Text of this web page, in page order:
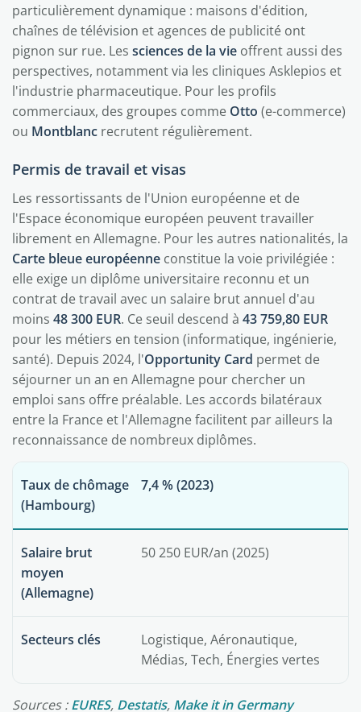
particulièrement dynamique : maisons d'édition,
chaînes de télévision et agences de publicité ont
pignon sur rue. Les sciences de la vie offrent aussi des
perspectives, notamment via les cliniques Asklepios et
l'industrie pharmaceutique. Pour les profils
commerciaux, des groupes comme Otto (e-commerce)
ou Montblanc recrutent régulièrement.
Permis de travail et visas
Les ressortissants de l'Union européenne et de
l'Espace économique européen peuvent travailler
librement en Allemagne. Pour les autres nationalités, la
Carte bleue européenne constitue la voie privilégiée :
elle exige un diplôme universitaire reconnu et un
contrat de travail avec un salaire brut annuel d'au
moins 48 300 EUR. Ce seuil descend à 43 759,80 EUR
pour les métiers en tension (informatique, ingénierie,
santé). Depuis 2024, l'Opportunity Card permet de
séjourner un an en Allemagne pour chercher un
emploi sans offre préalable. Les accords bilatéraux
entre la France et l'Allemagne facilitent par ailleurs la
reconnaissance de nombreux diplômes.
Taux de chômage
(Hambourg)
7,4 % (2023)
Salaire brut
moyen
(Allemagne)
50 250 EUR/an (2025)
Secteurs clés
Logistique, Aéronautique,
Médias, Tech, Énergies vertes
Sources :EURES, Destatis, Make it in Germany